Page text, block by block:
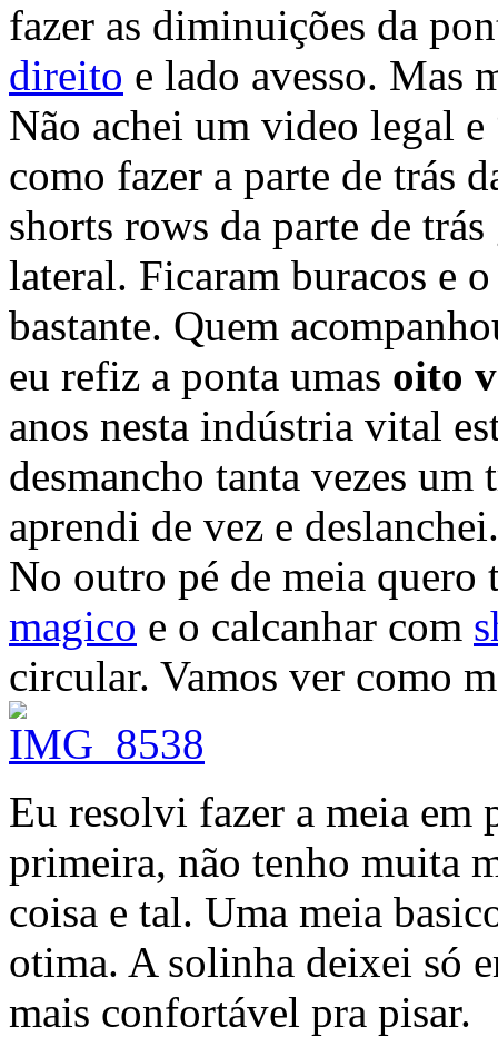
fazer as diminuições da
direito e lado avesso. Mas
Não achei um video legal
como fazer a parte de trás
shorts rows da parte de
lateral. Ficaram buracos e
bastante. Quem
eu refiz a ponta umas oito
anos nesta indústria vital
desmancho tanta vezes
aprendi de vez e deslanchei.
No outro pé de meia
magico e o calcanhar com
circular. Vamos ver como
Eu resolvi fazer a meia em
primeira, não tenho muita
coisa e tal. Uma meia
otima. A solinha deixei só
mais confortável pra pisar.